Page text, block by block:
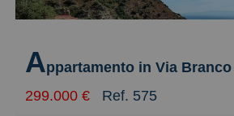
Appartamento in Via Branco
299.000 €
Ref. 575